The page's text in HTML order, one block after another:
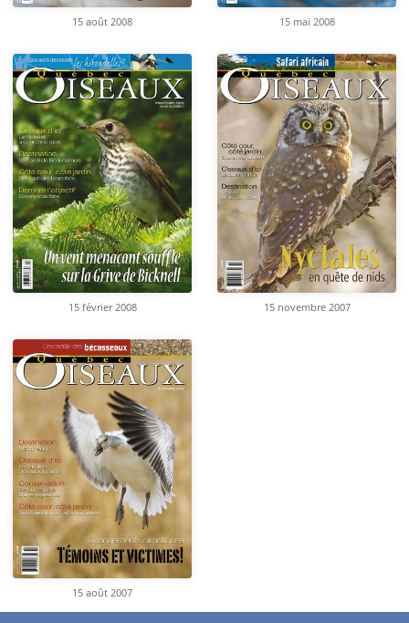
15 août 2008 15 mai 2008
15 février 2008 15 novembre 2007
15 août 2007